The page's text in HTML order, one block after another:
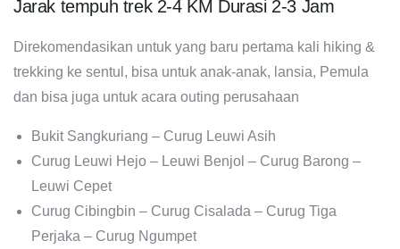
Jarak tempuh trek 2-4 KM Durasi 2-3 Jam
Direkomendasikan untuk yang baru pertama kali hiking &
trekking ke sentul, bisa untuk anak-anak, lansia, Pemula
dan bisa juga untuk acara outing perusahaan
Bukit Sangkuriang – Curug Leuwi Asih
Curug Leuwi Hejo – Leuwi Benjol – Curug Barong –
Leuwi Cepet
Curug Cibingbin – Curug Cisalada – Curug Tiga
Perjaka – Curug Ngumpet